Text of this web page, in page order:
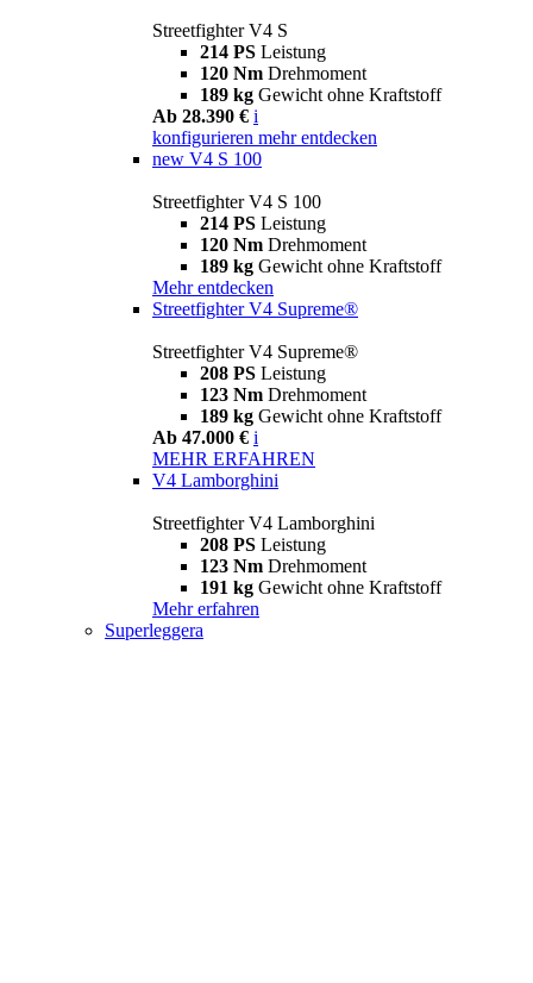
Streetfighter V4 S
214 PS Leistung
120 Nm Drehmoment
189 kg Gewicht ohne Kraftstoff
Ab 28.390 € i
konfigurieren mehr entdecken
new V4 S 100
Streetfighter V4 S 100
214 PS Leistung
120 Nm Drehmoment
189 kg Gewicht ohne Kraftstoff
Mehr entdecken
Streetfighter V4 Supreme®
Streetfighter V4 Supreme®
208 PS Leistung
123 Nm Drehmoment
189 kg Gewicht ohne Kraftstoff
Ab 47.000 € i
MEHR ERFAHREN
V4 Lamborghini
Streetfighter V4 Lamborghini
208 PS Leistung
123 Nm Drehmoment
191 kg Gewicht ohne Kraftstoff
Mehr erfahren
Superleggera